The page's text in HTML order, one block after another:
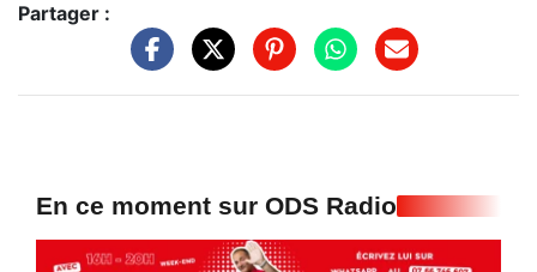
Partager :
En ce moment sur ODS Radio